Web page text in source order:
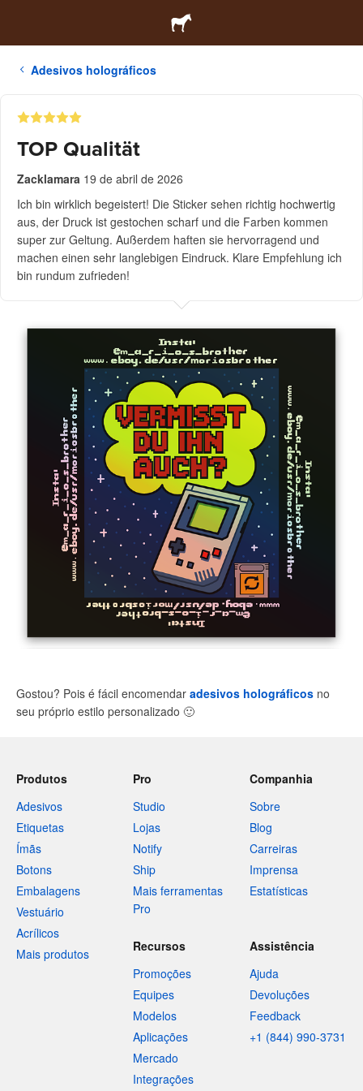
Adesivos holográficos
TOP Qualität
Zacklamara 19 de abril de 2026
Ich bin wirklich begeistert! Die Sticker sehen richtig hochwertig
aus, der Druck ist gestochen scharf und die Farben kommen
super zur Geltung. Außerdem haften sie hervorragend und
machen einen sehr langlebigen Eindruck. Klare Empfehlung ich
bin rundum zufrieden!
Gostou? Pois é fácil encomendar adesivos holográficos no
seu próprio estilo personalizado 🙂
Produtos
Adesivos
Etiquetas
Ímãs
Botons
Embalagens
Vestuário
Acrílicos
Mais produtos
Pro
Studio
Lojas
Notify
Ship
Mais ferramentas
Pro
Companhia
Sobre
Blog
Carreiras
Imprensa
Estatísticas
Recursos
Promoções
Equipes
Modelos
Aplicações
Mercado
Integrações
Assistência
Ajuda
Devoluções
Feedback
+1 (844) 990-3731